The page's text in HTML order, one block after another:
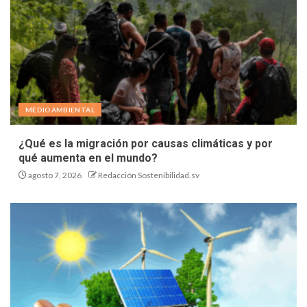
MEDIOAMBIENTAL
¿Qué es la migración por causas climáticas y por
qué aumenta en el mundo?
agosto 7, 2026 Redacción Sostenibilidad.sv